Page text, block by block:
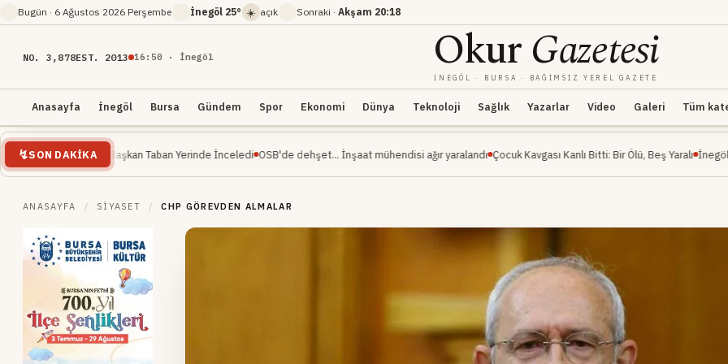
Bugün · 6 Ağustos 2026 Perşembe İnegöl 25° ☀️ açık Sonraki · Akşam 20:18
NO. 3,878EST. 2013 16 :50 · İnegöl OkurGazetesi
İNEGÖL · BURSA · BAĞIMSIZ YEREL GAZETE
Anasayfa İnegöl Bursa Gündem Spor Ekonomi Dünya Teknoloji Sağlık Yazarlar Video Galeri Tüm
SON DAKIKA
Ediyor: Başkan Taban Yerinde İnceledi OSB'de dehşet... İnşaat mühendisi ağır yaralandı Çocuk Kavgası Kanlı Bitti: Bir Ölü, Beş Yaralı İnegöl Millet
ANASAYFA / SIYASET / CHP GÖREVDEN ALMALAR